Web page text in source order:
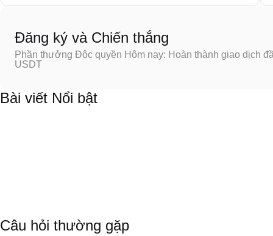
Đăng ký và Chiến thắng
Phần thưởng Độc quyền Hôm nay: Hoàn thành giao dịch
USDT
Bài viết Nổi bật
Câu hỏi thường gặp